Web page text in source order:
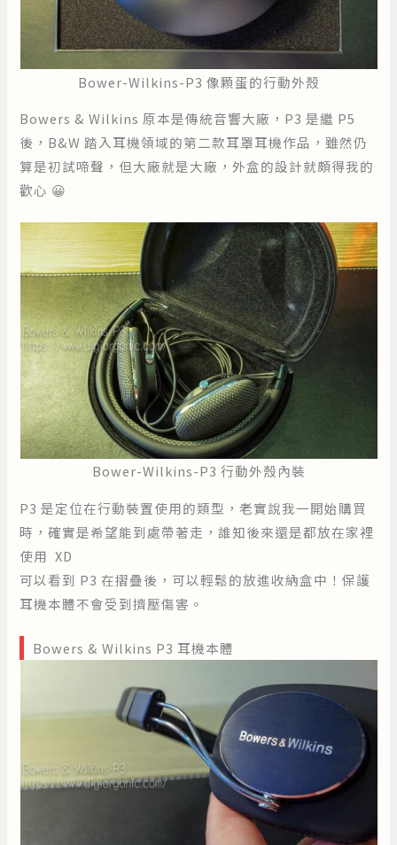
Bower-Wilkins-P3 像顆蛋的行動外殼
Bowers & Wilkins 原本是傳統音響大廠，P3 是繼 P5
後，B&W 踏入耳機領域的第二款耳罩耳機作品，雖然仍
算是初試啼聲，但大廠就是大廠，外盒的設計就頗得我的
歡心 😀
Bower-Wilkins-P3 行動外殼內裝
P3 是定位在行動裝置使用的類型，老實說我一開始購買
時，確實是希望能到處帶著走，誰知後來還是都放在家裡
使用 XD
可以看到 P3 在摺疊後，可以輕鬆的放進收納盒中！保護
耳機本體不會受到擠壓傷害。
Bowers & Wilkins P3 耳機本體